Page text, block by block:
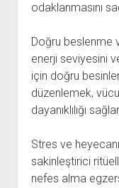
odaklanmasını
Doğru beslenme
enerji seviyesini
için doğru
düzenlemek,
dayanıklılığı
Stres ve
sakinleştirici
nefes alma